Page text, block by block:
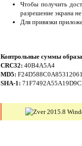
Чтобы получить
разрешение экрана
Для привязки
Контрольные суммы
CRC32: 40B4A5A4
MD5:
SHA-1: